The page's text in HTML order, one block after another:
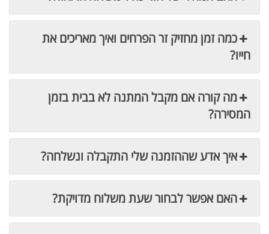
כמה זמן מחזיק זר הפרחים ואיך מאריכים את
חייו?
מה קורה אם מקבל המתנה לא בבית בזמן
המסירה?
איך אדע שההזמנה שלי התקבלה ונשלחה?
האם אפשר לבחור שעת משלוח מדויקת?